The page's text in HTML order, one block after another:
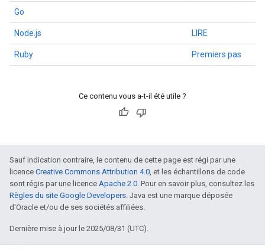
Go
Node.js LIRE
Ruby Premiers pas
Ce contenu vous a-t-il été utile ?
Sauf indication contraire, le contenu de cette page est régi par une
licence Creative Commons Attribution 4.0, et les échantillons de code
sont régis par une licence Apache 2.0. Pour en savoir plus, consultez les
Règles du site Google Developers. Java est une marque déposée
d'Oracle et/ou de ses sociétés affiliées.
Dernière mise à jour le 2025/08/31 (UTC).